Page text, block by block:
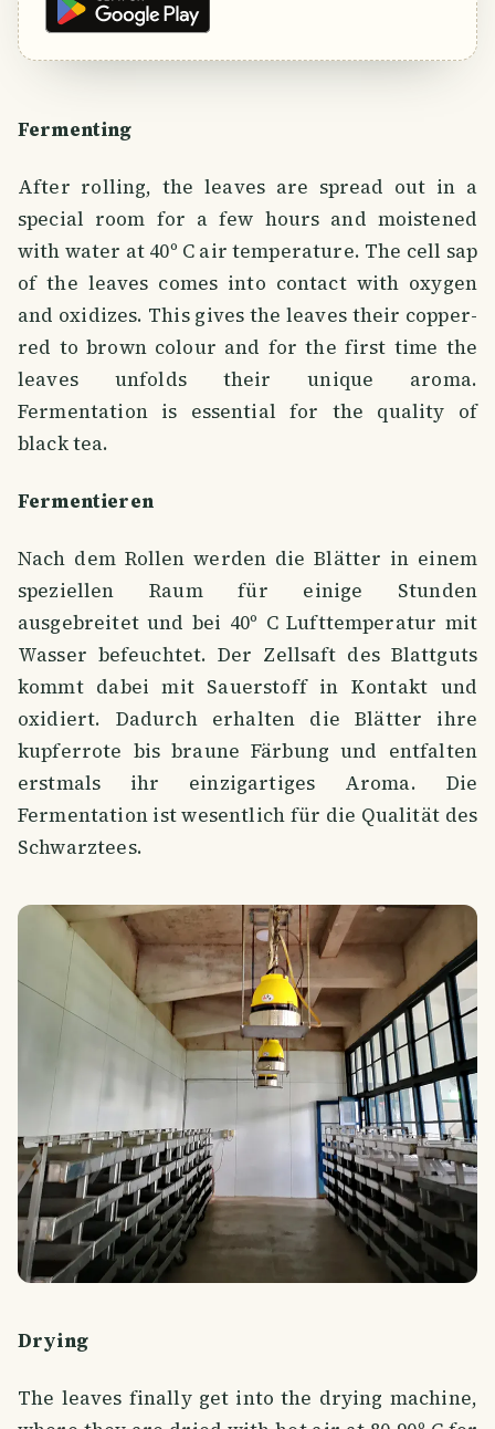
Fermenting
After rolling, the leaves are spread out in a
special room for a few hours and moistened
with water at 40º C air temperature. The cell sap
of the leaves comes into contact with oxygen
and oxidizes. This gives the leaves their copper-
red to brown colour and for the first time the
leaves unfolds their unique aroma.
Fermentation is essential for the quality of
black tea.
Fermentieren
Nach dem Rollen werden die Blätter in einem
speziellen Raum für einige Stunden
ausgebreitet und bei 40º C Lufttemperatur mit
Wasser befeuchtet. Der Zellsaft des Blattguts
kommt dabei mit Sauerstoff in Kontakt und
oxidiert. Dadurch erhalten die Blätter ihre
kupferrote bis braune Färbung und entfalten
erstmals ihr einzigartiges Aroma. Die
Fermentation ist wesentlich für die Qualität des
Schwarztees.
Drying
The leaves finally get into the drying machine,